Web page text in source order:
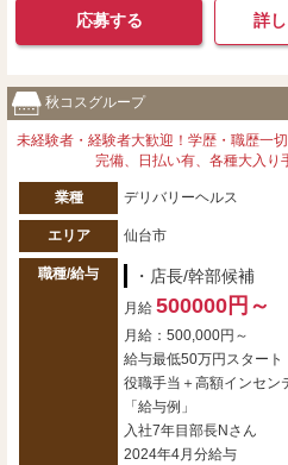
応募する 詳
秋コスグループ
未経験者・経験者大歓迎！学歴・職歴一
完備、日払い有、各種大入り
業種 デリバリーヘルス
エリア 仙台市
職種/給与 ・店長/幹部候補
月給 500000円～
月給：500,000円～
給与最低50万円スタート
役職手当＋高額インセン
「給与例」
入社7年目部長Nさん
2024年4月分給与